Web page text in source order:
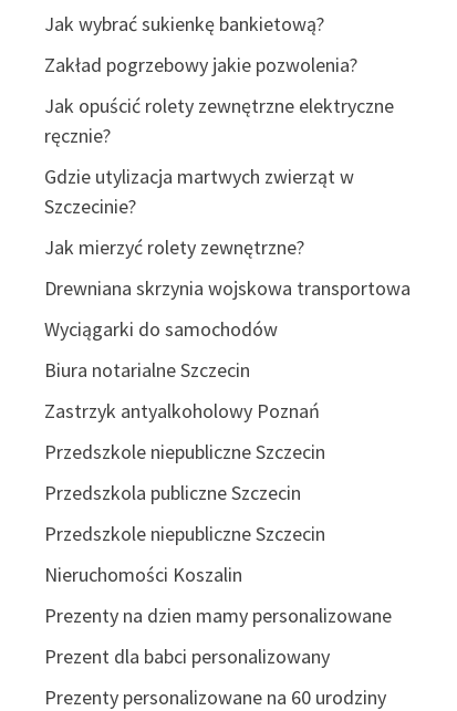
Jak wybrać sukienkę bankietową?
Zakład pogrzebowy jakie pozwolenia?
Jak opuścić rolety zewnętrzne elektryczne
ręcznie?
Gdzie utylizacja martwych zwierząt w
Szczecinie?
Jak mierzyć rolety zewnętrzne?
Drewniana skrzynia wojskowa transportowa
Wyciągarki do samochodów
Biura notarialne Szczecin
Zastrzyk antyalkoholowy Poznań
Przedszkole niepubliczne Szczecin
Przedszkola publiczne Szczecin
Przedszkole niepubliczne Szczecin
Nieruchomości Koszalin
Prezenty na dzien mamy personalizowane
Prezent dla babci personalizowany
Prezenty personalizowane na 60 urodziny